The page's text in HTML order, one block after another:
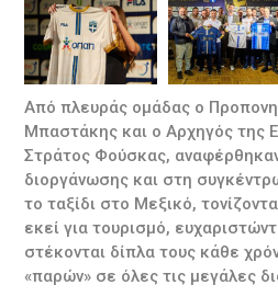
Από πλευράς ομάδας ο
Μπαστάκης και ο Αρχηγός της
Στράτος Φούσκας,
διοργάνωσης και στη
το ταξίδι στο Μεξικό,
εκεί για τουρισμό,
στέκονται δίπλα τους κάθε
«παρών» σε όλες τις μεγάλες